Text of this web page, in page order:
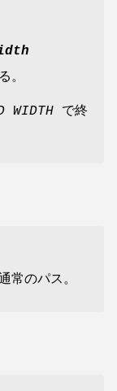
。
WIDTH で終
常のパス。